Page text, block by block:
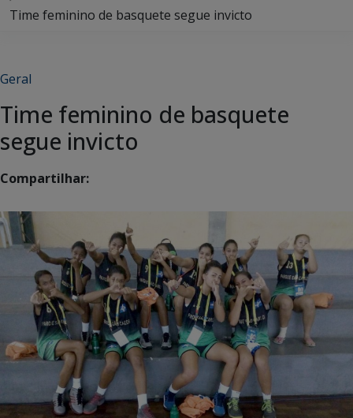
Time feminino de basquete segue invicto
Geral
Time feminino de basquete
segue invicto
Compartilhar: